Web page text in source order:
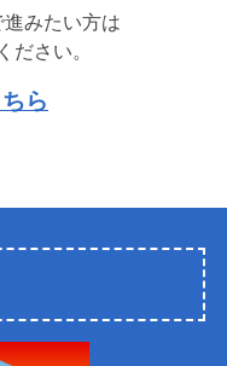
みたい方は
ださい。
ら